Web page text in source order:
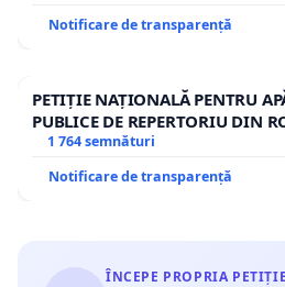
Notificare de transparență
PETIȚIE NAȚIONALĂ PENTRU
PUBLICE DE REPERTORIU DIN
1 764 semnături
Notificare de transparență
ÎNCEPE PROPRIA PETIȚIE